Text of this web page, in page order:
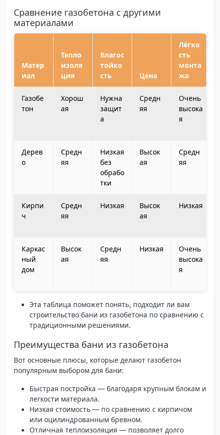
Сравнение газобетона с другими
материалами
Матер
иал
Тепло
изоля
ция
Влагос
тойко
сть
Цена
Лёгко
сть
монта
жа
Газобе
тон
Хорош
ая
Нужна
защит
а
Средн
яя
Очень
высока
я
Дерев
о
Средн
яя
Низкая
без
обрабо
тки
Высок
ая
Средн
яя
Кирпи
ч
Средн
яя
Низкая
Высок
ая
Низкая
Каркас
ный
дом
Высок
ая
Средн
яя
Низкая
Очень
высока
я
Эта таблица поможет понять, подходит ли вам
строительство бани из газобетона по сравнению с
традиционными решениями.
Преимущества бани из газобетона
Вот основные плюсы, которые делают газобетон
популярным выбором для бани:
Быстрая постройка — благодаря крупным блокам и
легкости материала.
Низкая стоимость — по сравнению с кирпичом
или оцилиндрованным бревном.
Отличная теплоизоляция — позволяет долго